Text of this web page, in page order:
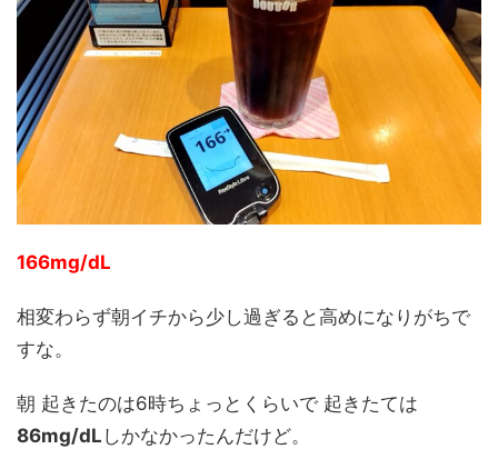
166mg/dL
相変わらず朝イチから少し過ぎると高めになりがちで
すな。
朝 起きたのは6時ちょっとくらいで 起きたては
86mg/dL しかなかったんだけど。